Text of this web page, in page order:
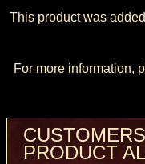
This product was
For more information,
PRODUCT